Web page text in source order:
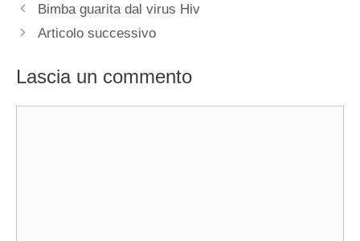
Bimba guarita dal virus Hiv
Articolo successivo
Lascia un commento